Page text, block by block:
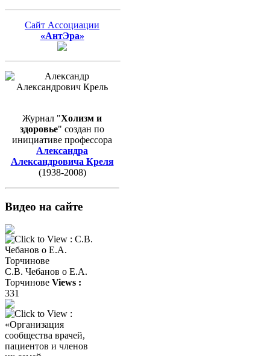
Сайт Ассоциации
«АнтЭра»
Журнал "Холизм и
здоровье" создан по
инициативе профессора
Александра
Александровича Креля
(1938-2008)
Видео на сайте
С.В. Чебанов о Е.А.
Торчинове Views :
331